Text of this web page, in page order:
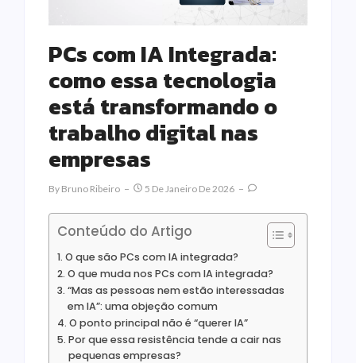
PCs com IA Integrada:
como essa tecnologia
está transformando o
trabalho digital nas
empresas
By Bruno Ribeiro 5 De Janeiro De 2026
Conteúdo do Artigo
O que são PCs com IA integrada?
O que muda nos PCs com IA integrada?
“Mas as pessoas nem estão interessadas
em IA”: uma objeção comum
O ponto principal não é “querer IA”
Por que essa resistência tende a cair nas
pequenas empresas?